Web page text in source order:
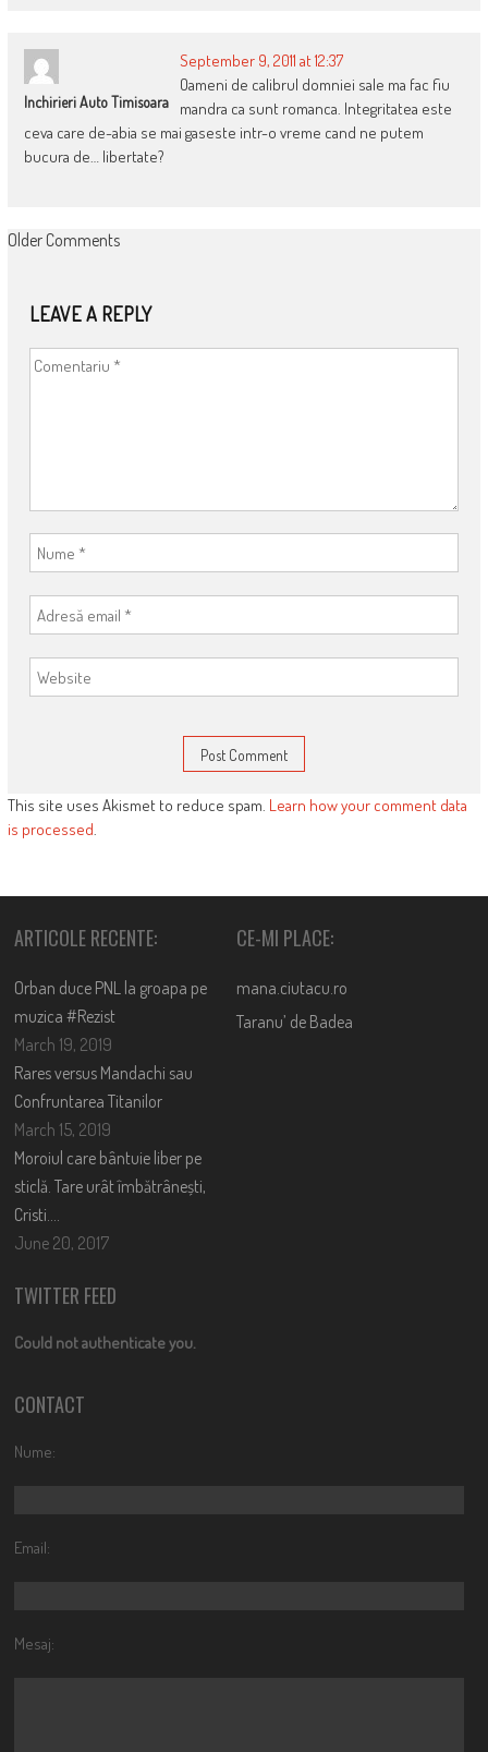
Inchirieri Auto Timisoara
September 9, 2011 at 12:37
Oameni de calibrul domniei sale ma fac fiu
mandra ca sunt romanca. Integritatea este
ceva care de-abia se mai gaseste intr-o vreme cand ne putem
bucura de… libertate?
COMMENT
Older Comments
LEAVE A REPLY
This site uses Akismet to reduce spam. Learn how your comment data
is processed.
ARTICOLE RECENTE:
Orban duce PNL la groapa pe
muzica #Rezist
March 19, 2019
Rares versus Mandachi sau
Confruntarea Titanilor
March 15, 2019
Moroiul care bântuie liber pe
sticlă. Tare urât îmbătrânești,
Cristi….
June 20, 2017
CE-MI PLACE:
mana.ciutacu.ro
Taranu’ de Badea
TWITTER FEED
Could not authenticate you.
CONTACT
Nume:
Email:
Mesaj: